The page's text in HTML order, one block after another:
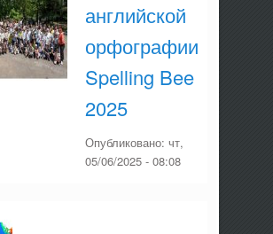
английской
орфографии
Spelling Bee
2025
Опубликовано: чт,
05/06/2025 - 08:08